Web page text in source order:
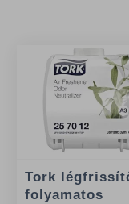
Tork
folyamatos